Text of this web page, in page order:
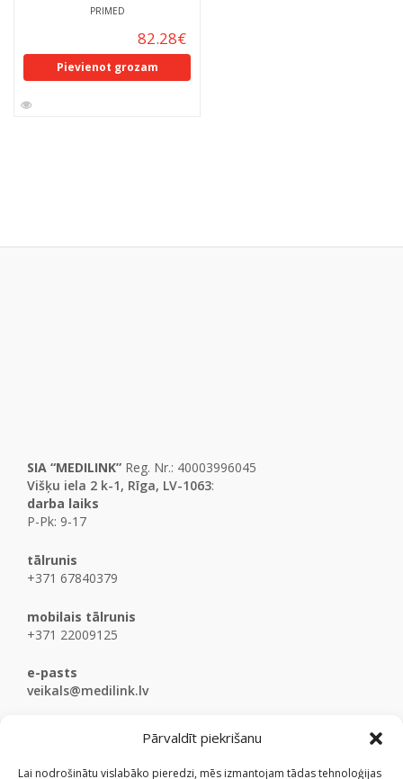
Pārvaldīt piekrišanu
Lai nodrošinātu vislabāko pieredzi, mēs izmantojam tādas tehnoloģijas
PRIMED
82.28€
Pievienot grozam
SIA “MEDILINK” Reg. Nr.: 40003996045
Višķu iela 2 k-1, Rīga, LV-1063:
darba laiks
P-Pk: 9-17
tālrunis
+371 67840379
mobilais tālrunis
+371 22009125
e-pasts
veikals@medilink.lv